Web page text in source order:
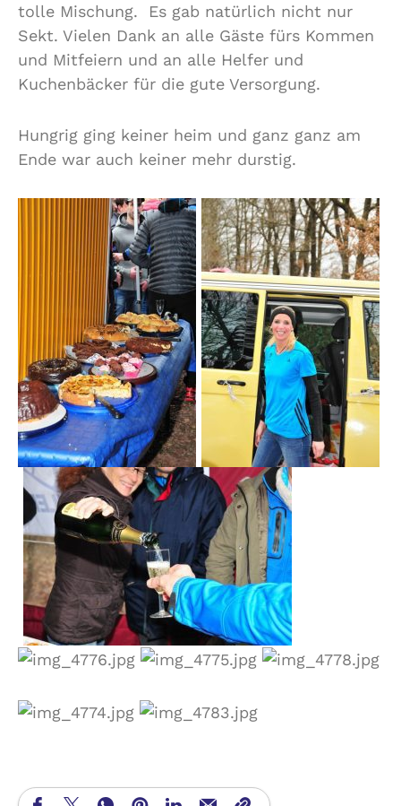
tolle Mischung. Es gab natürlich nicht nur
Sekt. Vielen Dank an alle Gäste fürs Kommen
und Mitfeiern und an alle Helfer und
Kuchenbäcker für die gute Versorgung.
Hungrig ging keiner heim und ganz ganz am
Ende war auch keiner mehr durstig.